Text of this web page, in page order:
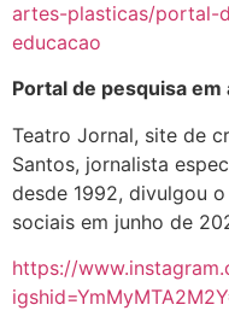
artes-plasticas/portal-
educacao
Portal de pesquisa
Teatro Jornal, site de
Santos, jornalista
desde 1992, divulgou
sociais em junho de
https://